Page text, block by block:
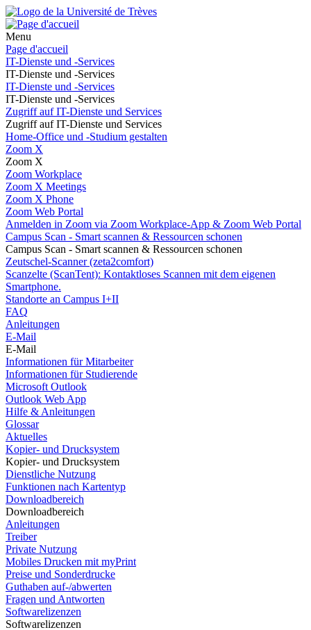
Menu
Page d'accueil
IT-Dienste und -Services
IT-Dienste und -Services
IT-Dienste und -Services
IT-Dienste und -Services
Zugriff auf IT-Dienste und Services
Zugriff auf IT-Dienste und Services
Home-Office und -Studium gestalten
Zoom X
Zoom X
Zoom Workplace
Zoom X Meetings
Zoom X Phone
Zoom Web Portal
Anmelden in Zoom via Zoom Workplace-App & Zoom Web Portal
Campus Scan - Smart scannen & Ressourcen schonen
Campus Scan - Smart scannen & Ressourcen schonen
Zeutschel-Scanner (zeta2comfort)
Scanzelte (ScanTent): Kontaktloses Scannen mit dem eigenen
Smartphone.
Standorte an Campus I+II
FAQ
Anleitungen
E-Mail
E-Mail
Informationen für Mitarbeiter
Informationen für Studierende
Microsoft Outlook
Outlook Web App
Hilfe & Anleitungen
Glossar
Aktuelles
Kopier- und Drucksystem
Kopier- und Drucksystem
Dienstliche Nutzung
Funktionen nach Kartentyp
Downloadbereich
Downloadbereich
Anleitungen
Treiber
Private Nutzung
Mobiles Drucken mit myPrint
Preise und Sonderdrucke
Guthaben auf-/abwerten
Fragen und Antworten
Softwarelizenzen
Softwarelizenzen